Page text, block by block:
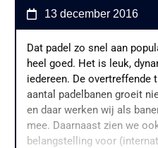
13 december 2016
Dat padel zo snel aan
heel goed. Het is leuk,
iedereen. De overtreffende
aantal padelbanen groeit
en daar werken wij als
mee. Daarnaast zien we
belangstelling voor